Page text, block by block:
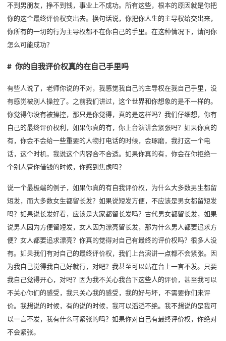
不到男朋友，挣不到钱，事业上不成功。所有这些，根本的原因就是你把
你的这个最终评价权交出去。换句话说，你把你人生的主导权给交出来，
你所有的一切的行为主导权都不在你自己的手里。在这种情况下，请问你
怎么可能成功？
# 你的自我评价权真的在自己手里吗
有些人说了，老师你说的不对，我感觉我自己的主导权在我自己手里，没
有感觉被别人操控了。之前我们讲过，这个世界和你想象的是不一样的。
你觉得你没有被操控，那只是你觉得，真的是这样吗？我们仔细想，你有
自己的最终评价权利，如果你真的有，你上台演讲会紧张吗？如果你真的
有，你会不会给一些重要的人物打电话的时候，会琢磨，我打这一个电
话，这个时机，我说这个内容合不合适。如果你真的有，你会在你拒绝一
个别人管你借钱的时候，你感到焦虑吗？
说一个最极端的例子，如果你真的有自我评价权，为什么大多数男生都留
短发，而大多数女生都留长发？如果说短发方便，不应该是男女都留短发
吗？如果说长发好看，应该是大家都留长发吗？古代男女都留长发，如果
说男人因为方便留短发，女人因为漂亮留长发，那为什么男人都要追求方
便？女人都要追求漂亮？你真的觉得对自己有最终的评价权吗？很多人没
有。如果我们有对自己的最终评价权，我们上台演讲一点都不会紧张。因
为我自己觉得我自己好就行，对吧？我甚至可以站在台上一言不发。只要
我自己觉得开心，对吗？因为我不关心我台下这些人的评价，甚至我可以
不关心你们的感受，我只关心我的感受，我的好与坏，不需要你们来评
价。我想说的时候，有的说的时候，我可以滔滔不绝。我不想说的是我可
以一言不发，我有什么可紧张的吗？如果你对自己有最终评价权，你绝对
不会紧张。